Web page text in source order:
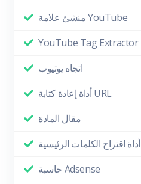
منشئ علامة YouTube
YouTube Tag Extractor
اتجاه يوتيوب
أداة إعادة كتابة URL
مقال المادة
أداة اقتراح الكلمات الرئيسية
حاسبة Adsense